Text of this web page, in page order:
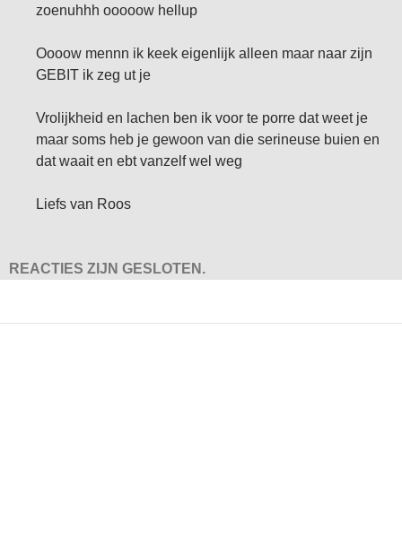
zoenuhhh ooooow hellup
Oooow mennn ik keek eigenlijk alleen maar naar zijn
GEBIT ik zeg ut je
Vrolijkheid en lachen ben ik voor te porre dat weet je
maar soms heb je gewoon van die serineuse buien en
dat waait en ebt vanzelf wel weg
Liefs van Roos
REACTIES ZIJN GESLOTEN.